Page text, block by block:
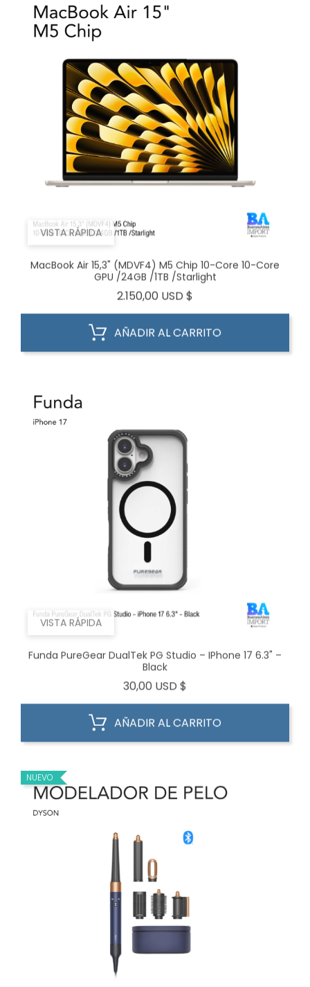
VISTA RÁPIDA
MacBook Air 15,3" (MDVF4) M5 Chip 10-Core 10-Core
GPU /24GB /1TB /Starlight
2.150,00 USD $
AÑADIR AL CARRITO
VISTA RÁPIDA
Funda PureGear DualTek PG Studio – IPhone 17 6.3" –
Black
30,00 USD $
AÑADIR AL CARRITO
NUEVO